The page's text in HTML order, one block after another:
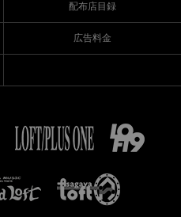
配布店目録
広告料金